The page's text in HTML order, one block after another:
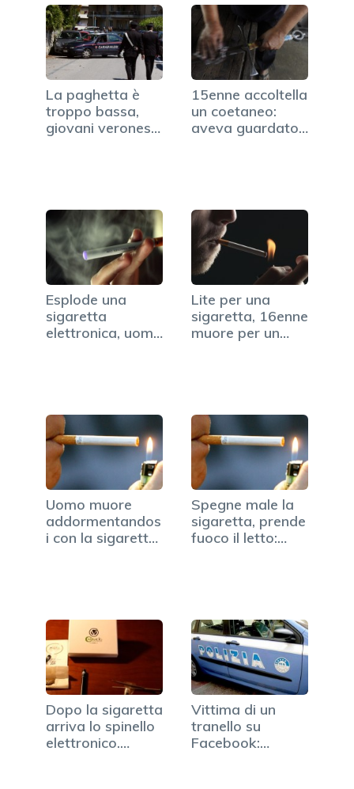
La paghetta è
troppo bassa,
giovani veronesi
15enne accoltella
un coetaneo:
aveva guardato
Esplode una
sigaretta
elettronica, uomo
Lite per una
sigaretta, 16enne
muore per un
Uomo muore
addormentandos
i con la sigaretta
Spegne male la
sigaretta, prende
fuoco il letto:…
Dopo la sigaretta
arriva lo spinello
elettronico.…
Vittima di un
tranello su
Facebook: